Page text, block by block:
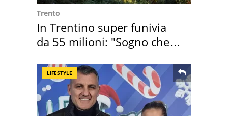
Trento
In Trentino super funivia
da 55 milioni: "Sogno che si
LIFESTYLE